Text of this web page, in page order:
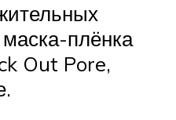
плёнка
Out Pore,